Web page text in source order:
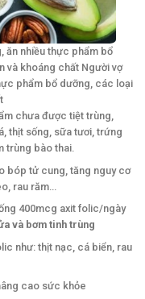
ăn nhiều thực phẩm bổ
và khoáng chất Người vợ
phẩm bổ dưỡng, các loại
chưa được tiệt trùng,
thịt sống, sữa tươi, trứng
trùng bào thai.
bóp tử cung, tăng nguy cơ
rau răm...
400mcg axit folic/ngày
và bơm tinh trùng
như: thịt nạc, cá biển, rau
cao sức khỏe